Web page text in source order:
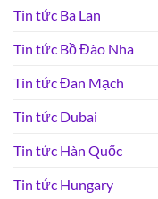
Tin tức Ba Lan
Tin tức Bồ Đào Nha
Tin tức Đan Mạch
Tin tức Dubai
Tin tức Hàn Quốc
Tin tức Hungary